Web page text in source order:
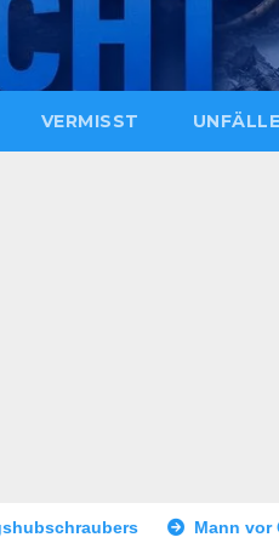
VERMISST UNFÄLLE
vor Café angeschossen